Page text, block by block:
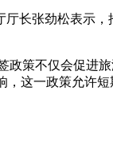
长张劲松表示
政策不仅会促进
这一政策允许